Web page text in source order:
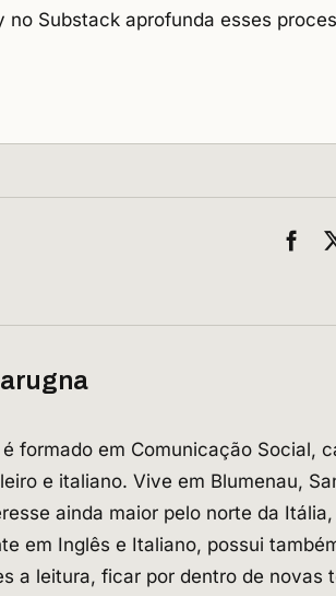
no Substack aprofunda esses
formado em Comunicação Social,
e italiano. Vive em Blumenau,
ainda maior pelo norte da
em Inglês e Italiano, possui
a leitura, ficar por dentro de novas